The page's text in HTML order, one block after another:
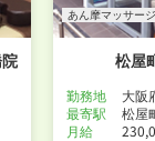
あん摩マッサー
松屋
勤務地
大阪
最寄駅
松屋
月給